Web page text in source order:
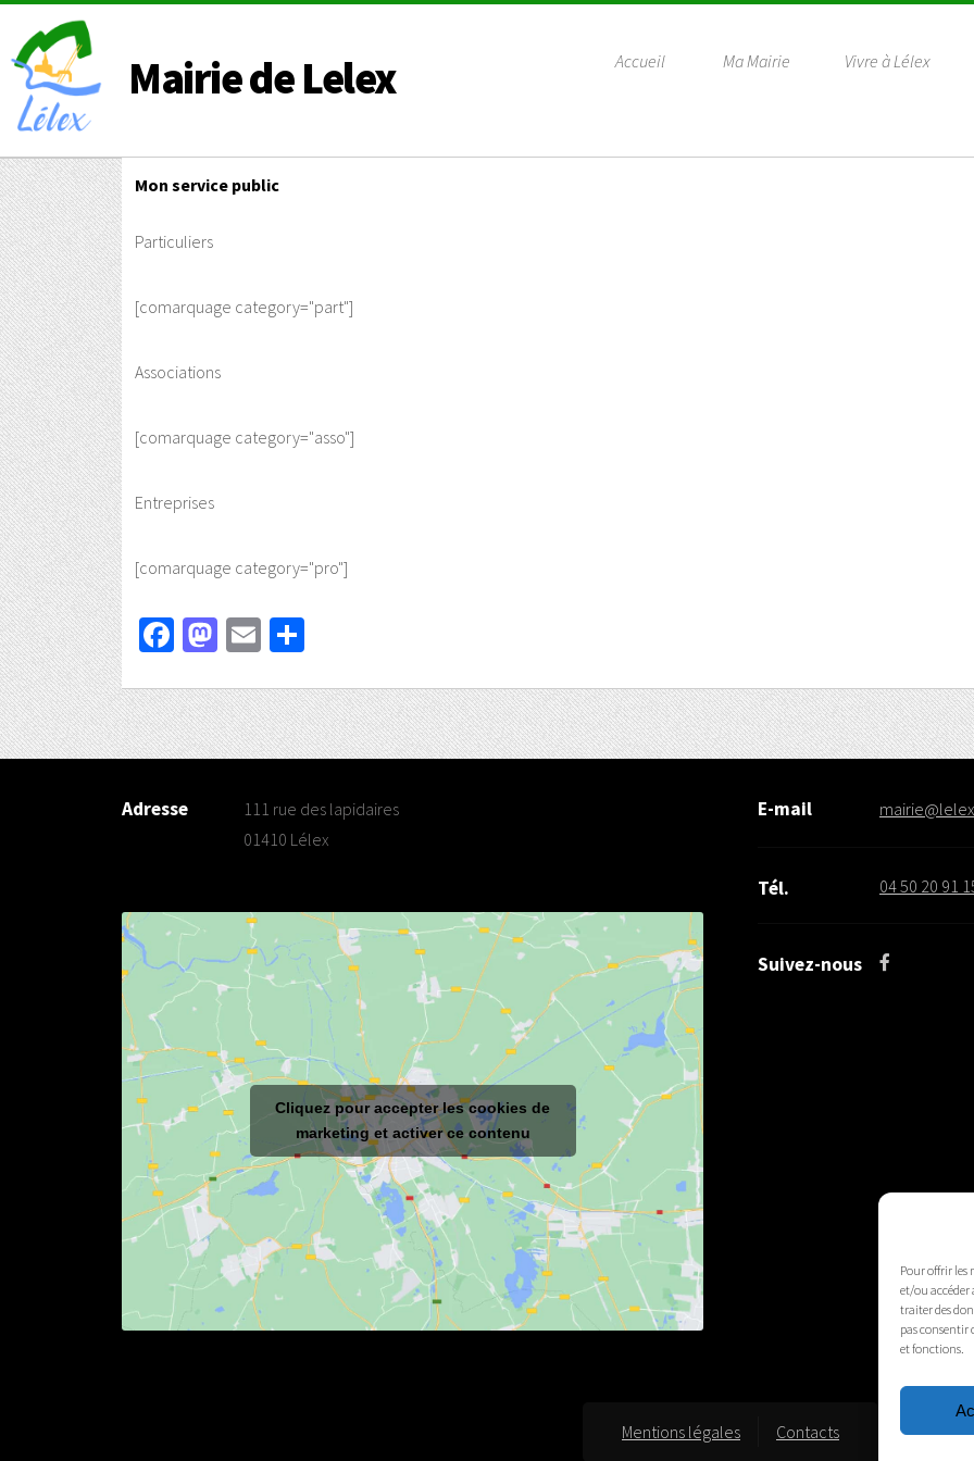
Pour offrir les
et/ou accéder
traiter des
pas consentir
et fonctions.
Mairie de Lelex Accueil Ma Mairie Vivre à Lélex
Mon service public
Particuliers
[comarquage category="part"]
Associations
[comarquage category="asso"]
Entreprises
[comarquage category="pro"]
Facebook
Mastodon
Email
Adresse
111 rue des lapidaires
01410 Lélex
Cliquez pour accepter les cookies de
marketing et activer ce contenu
E-mail
Tél. 04 50 20 91
Suivez-nous
Mentions légales Contacts